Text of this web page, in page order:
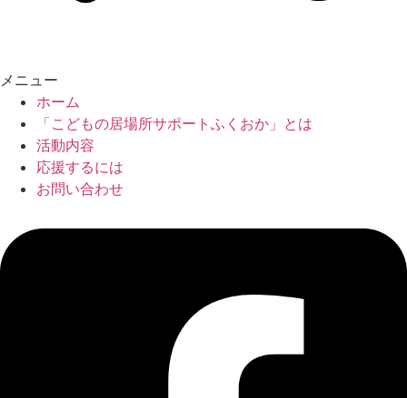
メニュー
ホーム
「こどもの居場所サポートふくおか」とは
活動内容
応援するには
お問い合わせ